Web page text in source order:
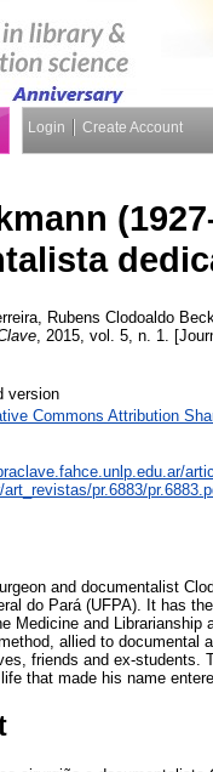
Login Create Account
Rubens Clodoaldo
, 2015, vol. 5, n. 1.
version
Commons Attribution
pr.6883/
and documentalist
do Pará (UFPA). It has
Medicine and
allied to documental
friends and ex-students.
that made his name